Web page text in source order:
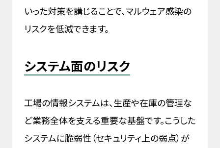
いった対策を講じることで、マルウェア感染の
リスクを低減できます。
システム面のリスク
工場の情報システムは、生産や在庫の管理な
ど業務全体を支える重要な基盤です。こうした
システムに脆弱性（セキュリティ上の弱点）が